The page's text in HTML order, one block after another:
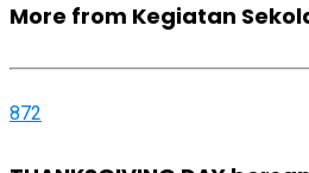
More from Kegiatan
872